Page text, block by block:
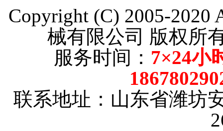
Copyright (C) 2005-2020
械有限公司 版权
服务时间： 7×24小
联系地址：山东省潍坊